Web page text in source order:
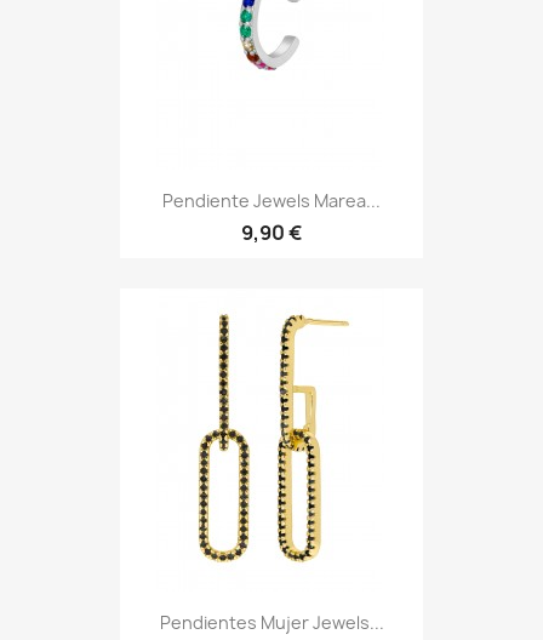
Pendiente Jewels Marea...
9,90 €
Pendientes Mujer Jewels...